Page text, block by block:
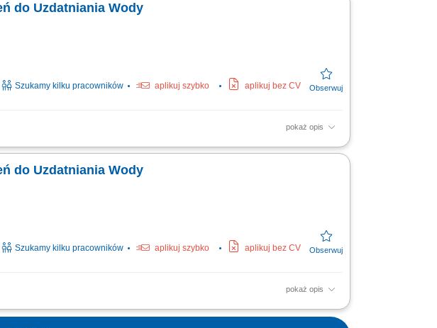
do Uzdatniania Wody
Szukamy kilku pracowników aplikuj szybko aplikuj bez CV
pokaż opis
klientów, wykonywanie napraw gwarancyjnych.
do Uzdatniania Wody
Szukamy kilku pracowników aplikuj szybko aplikuj bez CV
pokaż opis
klientów, wykonywanie napraw gwarancyjnych.